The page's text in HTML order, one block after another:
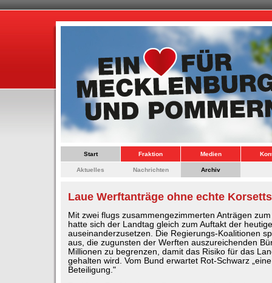
Start Fraktion Medien
Aktuelles Nachrichten Archiv
Laue Werftanträge ohne echte
Mit zwei flugs zusammengezimmerten Anträgen
hatte sich der Landtag gleich zum Auftakt der
auseinanderzusetzen. Die Regierungs-Koalitionen
aus, die zugunsten der Werften auszureichenden
Millionen zu begrenzen, damit das Risiko für das
gehalten wird. Vom Bund erwartet Rot-Schwarz
Beteiligung."